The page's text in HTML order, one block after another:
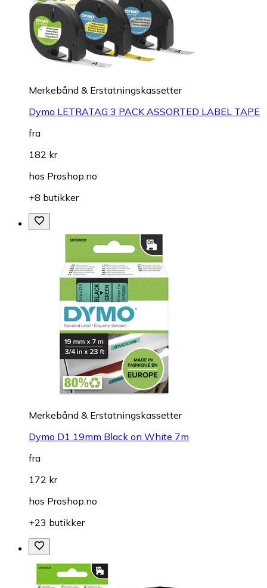
Merkebånd & Erstatningskassetter
Dymo LETRATAG 3 PACK ASSORTED LABEL TAPE
fra
182 kr
hos Proshop.no
+8 butikker
Merkebånd & Erstatningskassetter
Dymo D1 19mm Black on White 7m
fra
172 kr
hos Proshop.no
+23 butikker